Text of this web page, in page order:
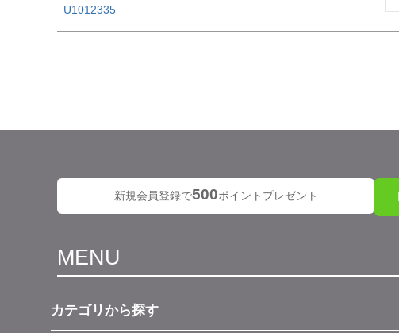
U1012335
新規会員登録で500ポイントプレゼント
MENU
カテゴリから探す